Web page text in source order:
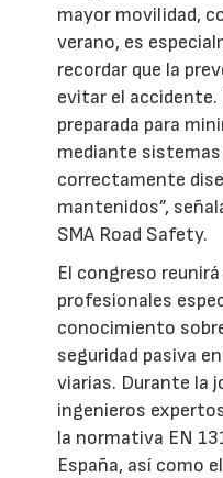
mayor movilidad,
verano, es
recordar que la
evitar el
preparada para
mediante
correctamente
mantenidos”,
SMA Road Safety.
El congreso
profesionales
conocimiento
seguridad pasiva
viarias. Durante la
ingenieros
la normativa EN
España, así como